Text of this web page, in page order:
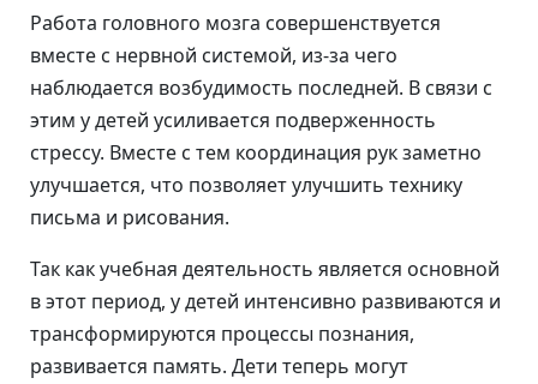
Работа головного мозга совершенствуется
вместе с нервной системой, из-за чего
наблюдается возбудимость последней. В связи с
этим у детей усиливается подверженность
стрессу. Вместе с тем координация рук заметно
улучшается, что позволяет улучшить технику
письма и рисования.
Так как учебная деятельность является основной
в этот период, у детей интенсивно развиваются и
трансформируются процессы познания,
развивается память. Дети теперь могут